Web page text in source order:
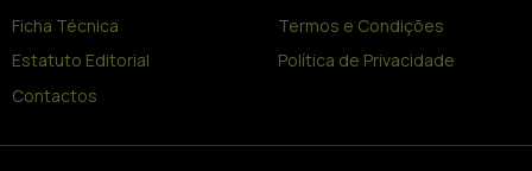
Ficha Técnica
Estatuto Editorial
Contactos
Termos e Condições
Política de Privacidade